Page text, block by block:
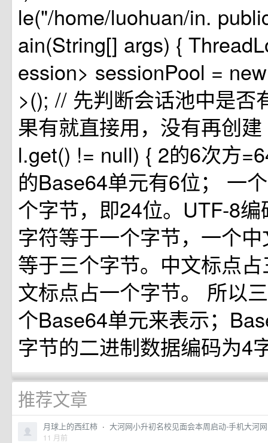
le("/home/luohuan/in.
ain(String[] args) {
ession> sessionPool =
>(); // 先判断会话池中是否
果有就直接用，没有再创
l.get() != null) { 2的6次方
的Base64单元有6位； 一
个字节，即24位。UTF-8
字符等于一个字节，一个
等于三个字节。中文标点
文标点占一个字节。 所以
个Base64单元来表示；
字节的二进制数据编码为4
推荐文章
月球上的西红柿 · 大河网小升初名校见面会本周启动-手机大河网
11 月前